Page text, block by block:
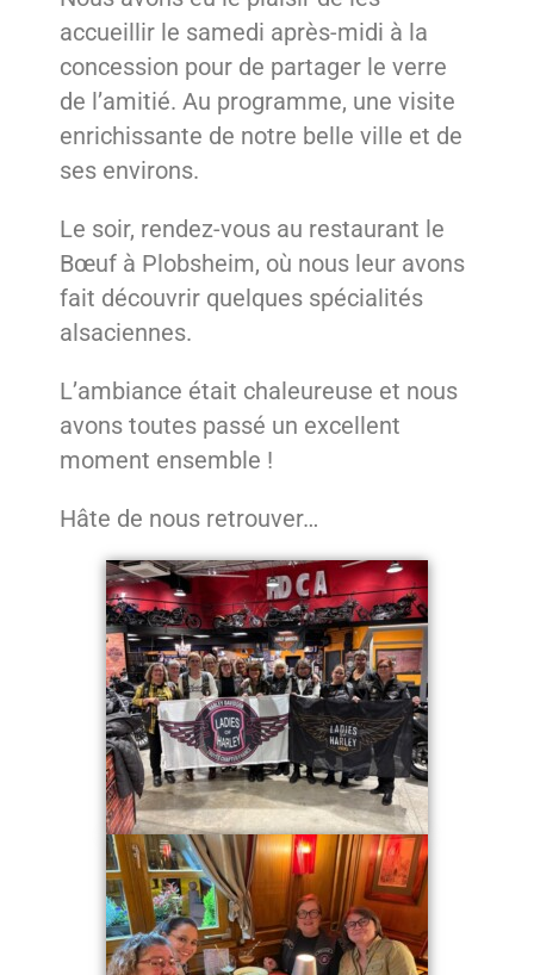
accueillir le samedi après-midi à la
concession pour de partager le verre
de l’amitié. Au programme, une visite
enrichissante de notre belle ville et de
ses environs.
Le soir, rendez-vous au restaurant le
Bœuf à Plobsheim, où nous leur avons
fait découvrir quelques spécialités
alsaciennes.
L’ambiance était chaleureuse et nous
avons toutes passé un excellent
moment ensemble !
Hâte de nous retrouver…